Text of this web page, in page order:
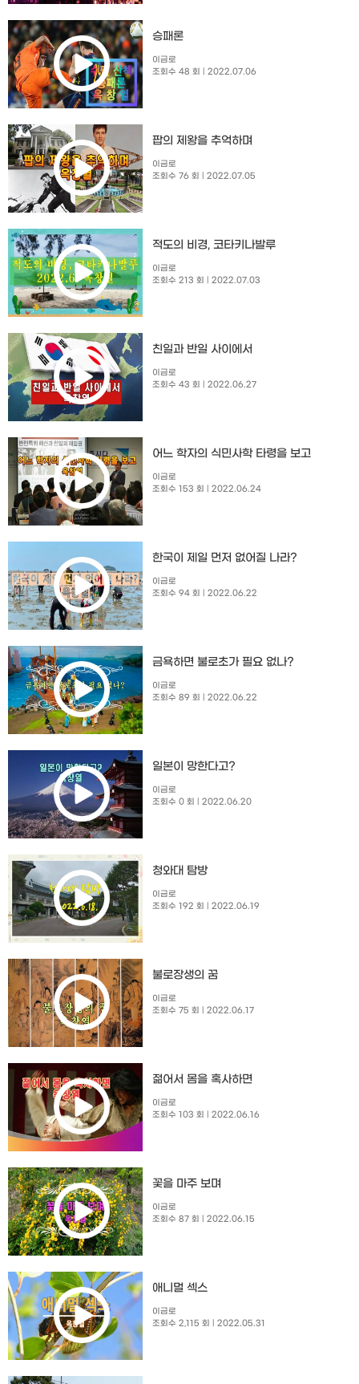
승패론
이금로
조회수 48 회
| 2022.07.06
팝의 제왕을 추억하며
이금로
조회수 76 회
| 2022.07.05
적도의 비경, 코타키나발루
이금로
조회수 213 회
| 2022.07.03
친일과 반일 사이에서
이금로
조회수 43 회
| 2022.06.27
어느 학자의 식민사학 타령을 보고
이금로
조회수 153 회
| 2022.06.24
한국이 제일 먼저 없어질 나라?
이금로
조회수 94 회
| 2022.06.22
금욕하면 불로초가 필요 없나?
이금로
조회수 89 회
| 2022.06.22
일본이 망한다고?
이금로
조회수 0 회
| 2022.06.20
청와대 탐방
이금로
조회수 192 회
| 2022.06.19
불로장생의 꿈
이금로
조회수 75 회
| 2022.06.17
젊어서 몸을 혹사하면
이금로
조회수 103 회
| 2022.06.16
꽃을 마주 보며
이금로
조회수 87 회
| 2022.06.15
애니멀 섹스
이금로
조회수 2,115 회
| 2022.05.31